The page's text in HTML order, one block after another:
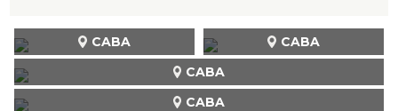
CABA
CABA CABA
CABA